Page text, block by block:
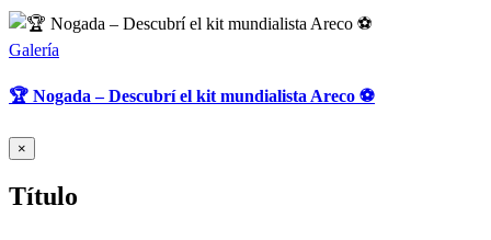
Galería
🏆 Nogada – Descubrí el kit mundialista Areco ⚽
Close
product
view
×
Título